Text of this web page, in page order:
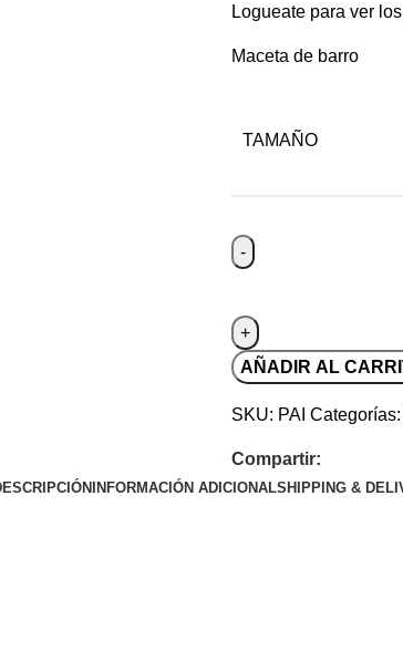
Logueate para ver
Maceta de barro
TAMAÑO
AÑADIR AL
SKU: PAI Categorías:
Compartir:
INFORMACIÓN ADICIONALSHIPPING &